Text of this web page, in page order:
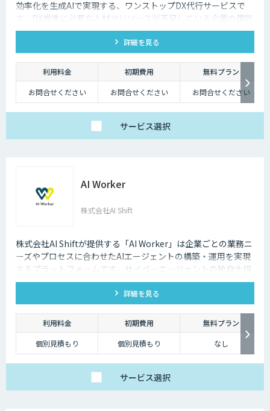
効率化を生成AIで実現する、ワンストップDX代行サービスで
す。DX推進に必要な人材やリソースが不足している企業の課題
を解決し、業務課題の特定からソリューションの導入・運用ま
で一括でサポートします。
詳細を見る
利用料金 初期費用
無料プラン
お問合せください
お問合せください お問合せください
サービス選択
AI Worker
株式会社AI Shift
株式会社AI Shiftが提供する「AI Worker」は企業ごとの業務ニ
ーズやプロセスに合わせたAIエージェントの構築・運用を実現
するプラットフォームです。サイバーエージェントの独自大規
模言語モデルの開発知見と、当社の生成AI導入支援の経験を活
かし開発しました。 当社では、AIエージェントの活用戦略か
ら、導入後の運用や定着まで一気通貫でご支援いたしますの
で、お気軽にご相談ください。
詳細を見る
利用料金 初期費用
無料プラン
個別見積もり
個別見積もり なし
サービス選択